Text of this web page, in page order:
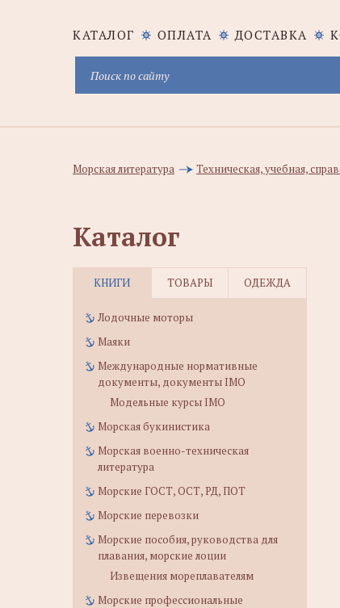
КАТАЛОГ ОПЛАТА ДОСТАВКА
Морская литература Техническая, учебная,
Каталог
КНИГИ ТОВАРЫ ОДЕЖДА
Лодочные моторы
Маяки
Международные нормативные
документы, документы IMO
Модельные курсы IMO
Морская букинистика
Морская военно-техническая
литература
Морские ГОСТ, ОСТ, РД, ПОТ
Морские перевозки
Морские пособия, руководства для
плавания, морские лоции
Извещения мореплавателям
Морские профессиональные